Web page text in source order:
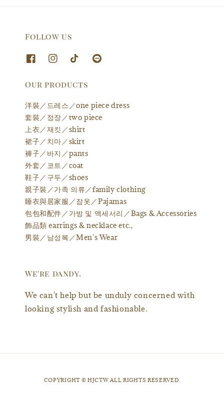
Follow us
Our products
洋裝／드레스／one piece dress
套裝／정장／two piece
上衣／재킷／shirt
裙子／치마／skirt
褲子／바지／pants
外套／코트／coat
鞋子／구두／shoes
親子裝／가족 의류／family clothing
睡衣與居家服／잠옷／Pajamas
包包和配件／가방 및 액세서리／Bags & Accessories
飾品類 earrings & necklace etc.,
男裝／남성복／Men's Wear
We're dandy.
We can't help but be unduly concerned with
looking stylish and fashionable.
​COPYRIGHT © HJCTW ALL RIGHTS RESERVED.